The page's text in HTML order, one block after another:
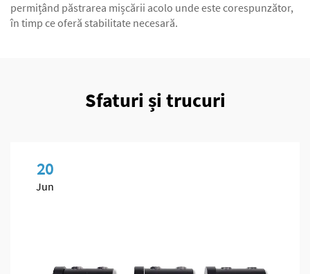
permițând păstrarea mișcării acolo unde este corespunzător,
în timp ce oferă stabilitate necesară.
Sfaturi și trucuri
20
Jun